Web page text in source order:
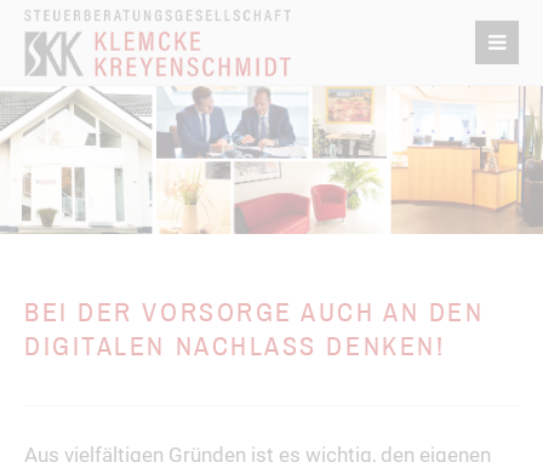
BEI DER VORSORGE AUCH AN DEN
DIGITALEN NACHLASS DENKEN!
Aus vielfältigen Gründen ist es wichtig, den eigenen